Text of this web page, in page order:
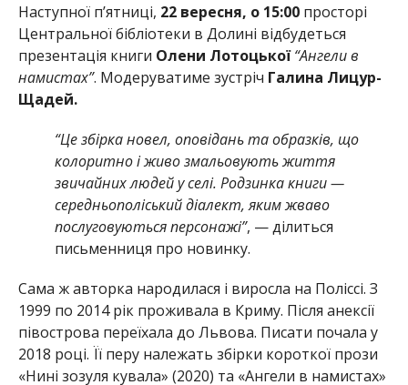
Наступної п’ятниці, 22 вересня, о 15:00просторі
Центральної бібліотеки в Долині відбудеться
презентація книги Олени Лотоцької “Ангели в
намистах”. Модеруватиме зустріч Галина Лицур-
Щадей.
“Це збірка новел, оповідань та образків, що
колоритно і живо змальовують життя
звичайних людей у селі. Родзинка книги —
середньополіський діалект, яким жваво
послуговуються персонажі”, — ділиться
письменниця про новинку.
Сама ж авторка народилася і виросла на Поліссі. З
1999 по 2014 рік проживала в Криму. Після анексії
півострова переїхала до Львова. Писати почала у
2018 році. Її перу належать збірки короткої прози
«Нині зозуля кувала» (2020) та «Ангели в намистах»